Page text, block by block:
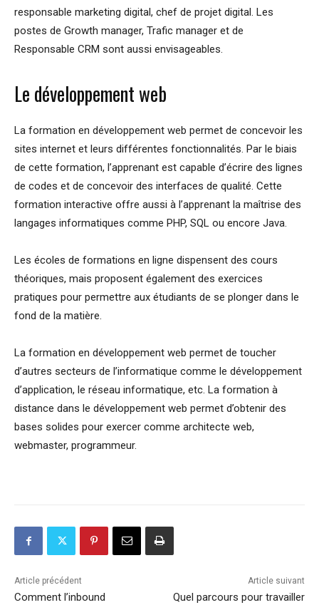
responsable marketing digital, chef de projet digital. Les
postes de Growth manager, Trafic manager et de
Responsable CRM sont aussi envisageables.
Le développement web
La formation en développement web permet de concevoir les
sites internet et leurs différentes fonctionnalités. Par le biais
de cette formation, l’apprenant est capable d’écrire des lignes
de codes et de concevoir des interfaces de qualité. Cette
formation interactive offre aussi à l’apprenant la maîtrise des
langages informatiques comme PHP, SQL ou encore Java.
Les écoles de formations en ligne dispensent des cours
théoriques, mais proposent également des exercices
pratiques pour permettre aux étudiants de se plonger dans le
fond de la matière.
La formation en développement web permet de toucher
d’autres secteurs de l’informatique comme le développement
d’application, le réseau informatique, etc. La formation à
distance dans le développement web permet d’obtenir des
bases solides pour exercer comme architecte web,
webmaster, programmeur.
Article précédent
Comment l’inbound
Article suivant
Quel parcours pour travailler